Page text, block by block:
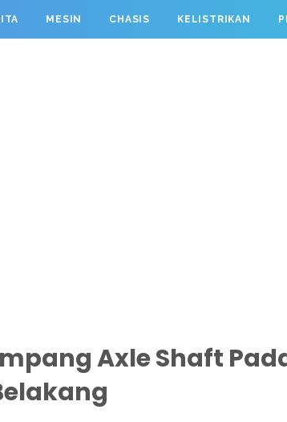
MESIN CHASIS KELISTRIKAN
Axle Shaft